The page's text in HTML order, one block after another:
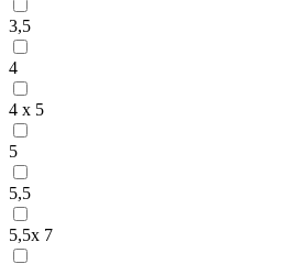
3,5
4
4 x 5
5
5,5
5,5x 7